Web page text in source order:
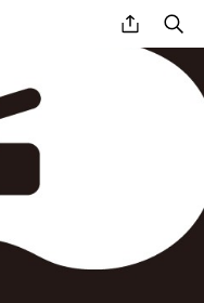
share